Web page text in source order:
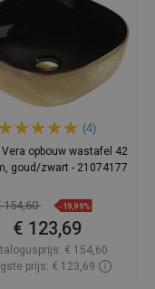
(4)
Vera opbouw wastafel 42
goud/zwart - 21074177
154,60 -19,99%
€ 123,69
€ 154,60
prijs: € 123,69